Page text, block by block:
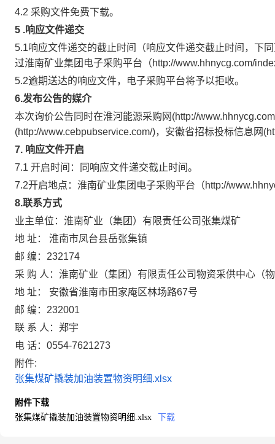
4.2 采购文件免费下载。
5 .响应文件递交
5.1响应文件递交的截止时间（响应文件递交截止时间，下
过淮南矿业集团电子采购平台（http://www.hhnycg.com/
5.2逾期送达的响应文件，电子采购平台将予以拒收。
6.发布公告的媒介
本次询价公告同时在淮河能源采购网(http://
(http://www.cebpubservice.com/)，安徽省招标投标信息网
7. 响应文件开启
7.1 开启时间：同响应文件递交截止时间。
7.2开启地点：淮南矿业集团电子采购平台（http://
8.联系方式
业主单位： 淮南矿业（集团）有限责任公司张集煤矿
地 址： 淮南市凤台县岳张集镇
邮 编： 232174
采 购 人： 淮南矿业（集团）有限责任公司物资采供中心（
地 址： 安徽省淮南市田家庵区林场路67号
邮 编： 232001
联 系 人： 郑宇
电 话： 0554-7621273
附件:
张集煤矿撬装加油装置物资明细.xlsx
附件下载
张集煤矿撬装加油装置物资明细.xlsx
下载